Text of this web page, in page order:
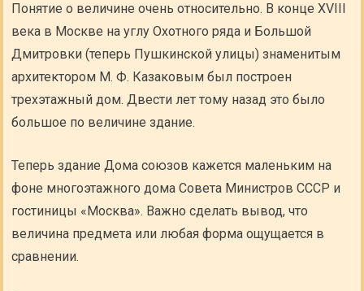
Понятие о величине очень относительно. В конце XVIII
века в Москве на углу Охотного ряда и Большой
Дмитровки (теперь Пушкинской улицы) знаменитым
архитектором М. Ф. Казаковым был построен
трехэтажный дом. Двести лет тому назад это было
большое по величине здание.
Теперь здание Дома союзов кажется маленьким на
фоне многоэтажного дома Совета Министров СССР и
гостиницы «Москва». Важно сделать вывод, что
величина предмета или любая форма ощущается в
сравнении.